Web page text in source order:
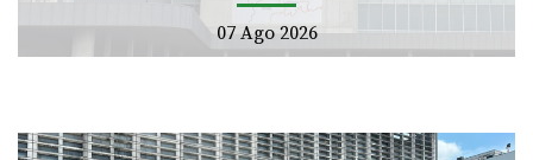
07 Ago 2026